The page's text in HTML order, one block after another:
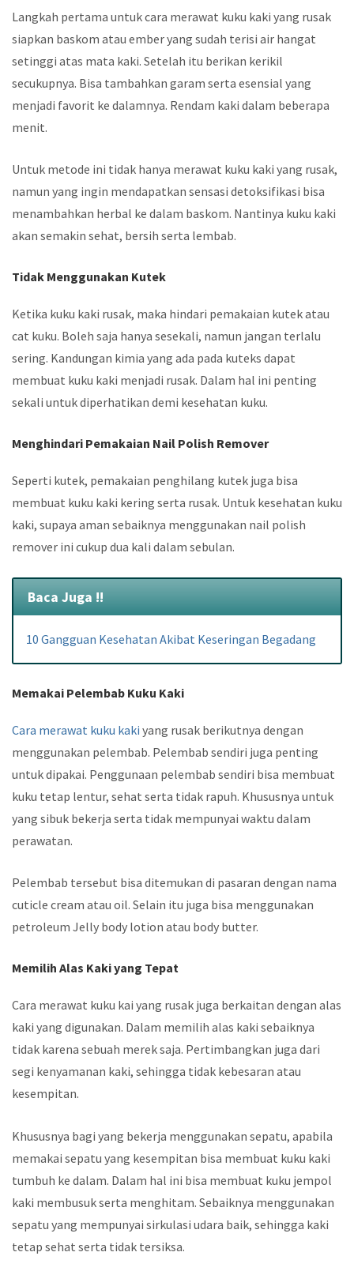
Langkah pertama untuk cara merawat kuku kaki yang rusak
siapkan baskom atau ember yang sudah terisi air hangat
setinggi atas mata kaki. Setelah itu berikan kerikil
secukupnya. Bisa tambahkan garam serta esensial yang
menjadi favorit ke dalamnya. Rendam kaki dalam beberapa
menit.
Untuk metode ini tidak hanya merawat kuku kaki yang rusak,
namun yang ingin mendapatkan sensasi detoksifikasi bisa
menambahkan herbal ke dalam baskom. Nantinya kuku kaki
akan semakin sehat, bersih serta lembab.
Tidak Menggunakan Kutek
Ketika kuku kaki rusak, maka hindari pemakaian kutek atau
cat kuku. Boleh saja hanya sesekali, namun jangan terlalu
sering. Kandungan kimia yang ada pada kuteks dapat
membuat kuku kaki menjadi rusak. Dalam hal ini penting
sekali untuk diperhatikan demi kesehatan kuku.
Menghindari Pemakaian Nail Polish Remover
Seperti kutek, pemakaian penghilang kutek juga bisa
membuat kuku kaki kering serta rusak. Untuk kesehatan kuku
kaki, supaya aman sebaiknya menggunakan nail polish
remover ini cukup dua kali dalam sebulan.
Baca Juga !!
10 Gangguan Kesehatan Akibat Keseringan Begadang
Memakai Pelembab Kuku Kaki
Cara merawat kuku kaki yang rusak berikutnya dengan
menggunakan pelembab. Pelembab sendiri juga penting
untuk dipakai. Penggunaan pelembab sendiri bisa membuat
kuku tetap lentur, sehat serta tidak rapuh. Khususnya untuk
yang sibuk bekerja serta tidak mempunyai waktu dalam
perawatan.
Pelembab tersebut bisa ditemukan di pasaran dengan nama
cuticle cream atau oil. Selain itu juga bisa menggunakan
petroleum Jelly body lotion atau body butter.
Memilih Alas Kaki yang Tepat
Cara merawat kuku kai yang rusak juga berkaitan dengan alas
kaki yang digunakan. Dalam memilih alas kaki sebaiknya
tidak karena sebuah merek saja. Pertimbangkan juga dari
segi kenyamanan kaki, sehingga tidak kebesaran atau
kesempitan.
Khususnya bagi yang bekerja menggunakan sepatu, apabila
memakai sepatu yang kesempitan bisa membuat kuku kaki
tumbuh ke dalam. Dalam hal ini bisa membuat kuku jempol
kaki membusuk serta menghitam. Sebaiknya menggunakan
sepatu yang mempunyai sirkulasi udara baik, sehingga kaki
tetap sehat serta tidak tersiksa.